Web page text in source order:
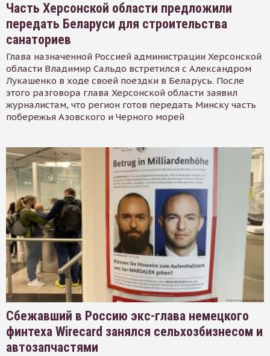
Часть Херсонской области предложили
передать Беларуси для строительства
санаториев
Глава назначенной Россией администрации Херсонской
области Владимир Сальдо встретился с Александром
Лукашенко в ходе своей поездки в Беларусь. После
этого разговора глава Херсонской области заявил
журналистам, что регион готов передать Минску часть
побережья Азовского и Черного морей
Сбежавший в Россию экс-глава немецкого
финтеха Wirecard занялся сельхозбизнесом и
автозапчастями